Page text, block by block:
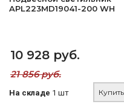
APL223MD19041-200 WH
10 928 руб.
21 856 руб.
На складе 1 шт Купить